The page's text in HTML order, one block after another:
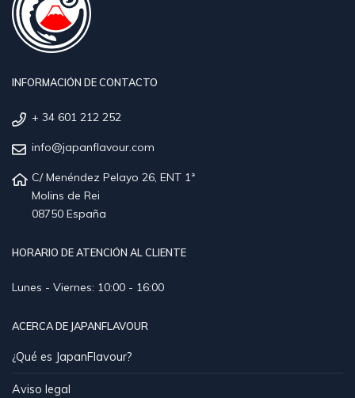
INFORMACIÓN DE CONTACTO
+ 34 601 212 252
info@japanflavour.com
C/ Menéndez Pelayo 26, ENT 1ª
Molins de Rei
08750 España
HORARIO DE ATENCIÓN AL CLIENTE
Lunes - Viernes: 10:00 - 16:00
ACERCA DE JAPANFLAVOUR
¿Qué es JapanFlavour?
Aviso legal